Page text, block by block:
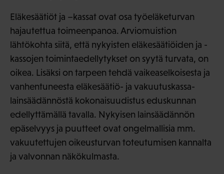
Eläkesäätiöt ja –kassat ovat osa työeläketurvan
hajautettua toimeenpanoa. Arviomuistion
lähtökohta siitä, että nykyisten eläkesäätiöiden ja -
kassojen toimintaedellytykset on syytä turvata, on
oikea. Lisäksi on tarpeen tehdä vaikeaselkoisesta ja
vanhentuneesta eläkesäätiö- ja vakuutuskassa-
lainsäädännöstä kokonaisuudistus eduskunnan
edellyttämällä tavalla. Nykyisen lainsäädännön
epäselvyys ja puutteet ovat ongelmallisia mm.
vakuutettujen oikeusturvan toteutumisen kannalta
ja valvonnan näkökulmasta.